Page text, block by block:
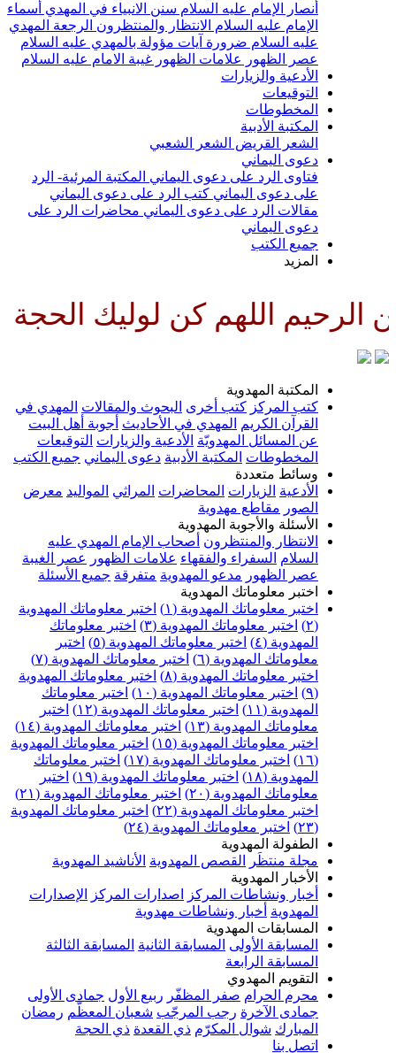
الإمام عليه السلامسنن الانبياء في المهديأسماء
عليه السلامالانتظار والمنتظرونالرجعةالمهدي
السلام ضرورة آيات مؤولة بالمهدي عليه السلام
علامات الظهورغيبة الامام عليه السلام
والزيارات
الأدبية
الشعر الشعبي
اليماني
الرد على دعوى اليماني المكتبة المرئية- الرد
دعوى اليماني كتب الرد على دعوى اليماني
الرد على دعوى اليماني محاضرات الرد على
كن لوليك الحجة بن الحسن
المهدوية
كتب أخرى البحوث والمقالات المهدي في
المهدي في الأحاديث أجوبة أهل البيت
المسائل المهدويّة الأدعية والزيارات التوقيعات
المكتبة الأدبية دعوى اليماني جميع الكتب
متعددة
الزيارات المحاضرات المراثي المواليد معرض
مقاطع مهدوية
والأجوبة المهدوية
والمنتظرون أصحاب الإمام المهدي عليه
السفراء والفقهاء علامات الظهور عصر الغيبة
مدعو المهدوية متفرقة جميع الأسئلة
معلوماتك المهدوية
معلوماتك المهدوية (١)
اختبر معلوماتك المهدوية
اختبر معلوماتك المهدوية (٣)
اختبر معلوماتك
اختبر معلوماتك المهدوية (٥)
اختبر
المهدوية (٦)
اختبر معلوماتك المهدوية (٧)
معلوماتك المهدوية (٨)
اختبر معلوماتك المهدوية
اختبر معلوماتك المهدوية (١٠)
اختبر معلوماتك
اختبر معلوماتك المهدوية (١٢)
اختبر
المهدوية (١٣)
اختبر معلوماتك المهدوية (١٤)
معلوماتك المهدوية (١٥)
اختبر معلوماتك المهدوية
اختبر معلوماتك المهدوية (١٧)
اختبر معلوماتك
اختبر معلوماتك المهدوية (١٩)
اختبر
المهدوية (٢٠)
اختبر معلوماتك المهدوية (٢١)
معلوماتك المهدوية (٢٢)
اختبر معلوماتك المهدوية
اختبر معلوماتك المهدوية (٢٤)
المهدوية
منتظَر
القصص المهدوية الأناشيد المهدوية
المهدوية
ونشاطات المركز اصدارات المركز الإصدارات
أخبار ونشاطات مهدوية
المهدوية
الأولى المسابقة الثانية المسابقة الثالثة
الرابعة
المهدوي
الحرام
صفر المظفّر ربيع الأول جمادى الأولى
رجب المرجّب شعبان المعظّم رمضان
شوال المكرّم ذي القعدة ذي الحجة